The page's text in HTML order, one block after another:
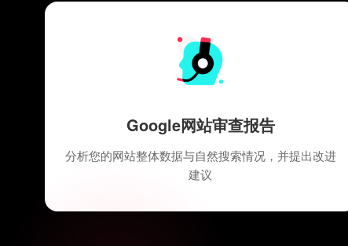
Google网站审查报告
分析您的网站整体数据与自然搜索情况，并提出改进
建议